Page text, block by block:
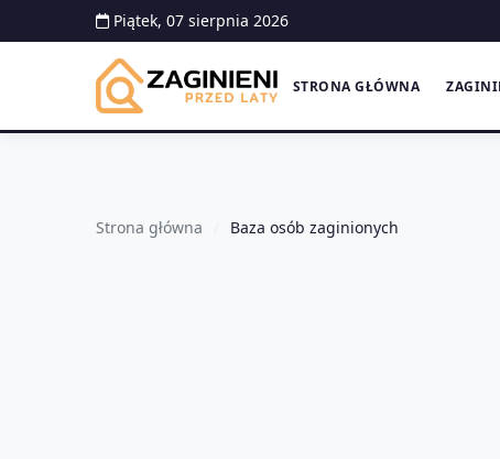
Piątek, 07 sierpnia 2026
STRONA GŁÓWNA
Strona główna Baza osób zaginionych